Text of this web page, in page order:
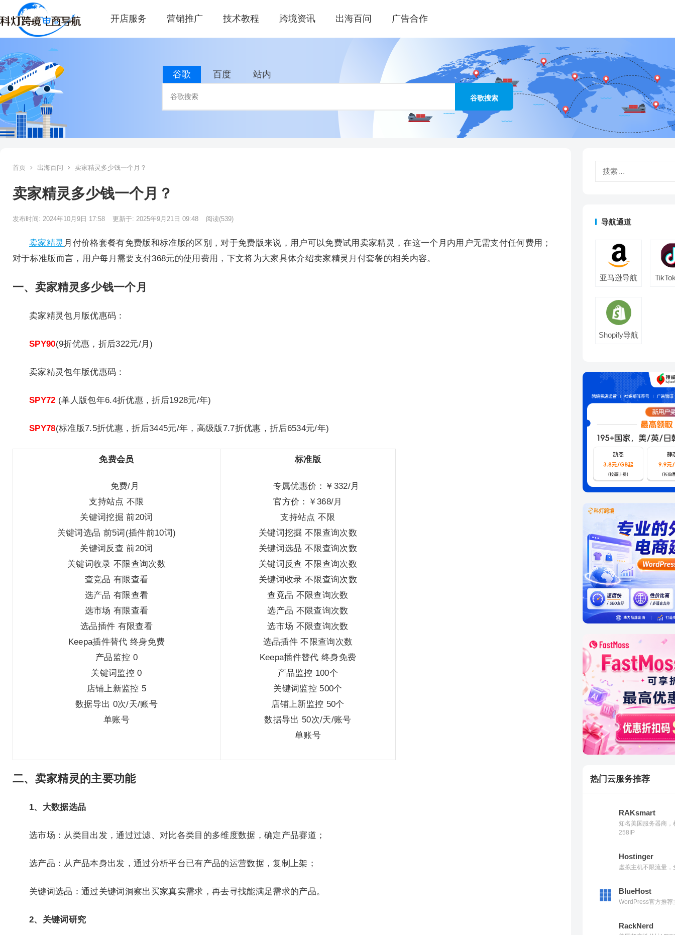
开店服务 营销推广 技术教程 跨境资讯 出海百问 广告合作
谷歌 百度 站内
首页 出海百问 卖家精灵多少钱一个月？
卖家精灵多少钱一个月？
发布时间: 2024年10月9日 17:58 更新于: 2025年9月21日 09:48 阅读(539)
卖家精灵 月付价格套餐有免费版和标准版的区别，对于免费版来说，用户可以免费试用卖家精灵，在这一个月内用户无需支付任何费用；
对于标准版而言，用户每月需要支付368元的使用费用，下文将为大家具体介绍卖家精灵月付套餐的相关内容。
一、卖家精灵多少钱一个月
卖家精灵包月版优惠码：
SPY90(9折优惠，折后322元/月)
卖家精灵包年版优惠码：
SPY72 (单人版包年6.4折优惠，折后1928元/年)
SPY78(标准版7.5折优惠，折后3445元/年，高级版7.7折优惠，折后6534元/年)
免费会员
免费/月
支持站点 不限
关键词挖掘 前20词
关键词选品 前5词(插件前10词)
关键词反查 前20词
关键词收录 不限查询次数
查竞品 有限查看
选产品 有限查看
选市场 有限查看
选品插件 有限查看
Keepa插件替代 终身免费
产品监控 0
关键词监控 0
店铺上新监控 5
数据导出 0次/天/账号
单账号
标准版
专属优惠价：￥332/月
官方价：￥368/月
支持站点 不限
关键词挖掘 不限查询次数
关键词选品 不限查询次数
关键词反查 不限查询次数
关键词收录 不限查询次数
查竟品 不限查询次数
选产品 不限查询次数
选市场 不限查询次数
选品插件 不限查询次数
Keepa插件替代 终身免费
产品监控 100个
关键词监控 500个
店铺上新监控 50个
数据导出 50次/天/账号
单账号
二、卖家精灵的主要功能
1、大数据选品
选市场：从类目出发，通过过滤、对比各类目的多维度数据，确定产品赛道；
选产品：从产品本身出发，通过分析平台已有产品的运营数据，复制上架；
关键词选品：通过关键词洞察出买家真实需求，再去寻找能满足需求的产品。
2、关键词研究
导航通道
亚马逊导航
Shopify导航
热门云服务推荐
RAKsmart
知名美国服务器商
258IP
Hostinger
虚拟主机不限流量
BlueHost
WordPress官方推
RackNerd